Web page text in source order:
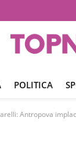
POLITICA
Antropova